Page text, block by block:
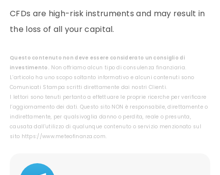
CFDs are high-risk instruments and may result in
the loss of all your capital.
Questo contenuto non deve essere considerato un consiglio di
investimento. Non offriamo alcun tipo di consulenza finanziaria.
L’articolo ha uno scopo soltanto informativo e alcuni contenuti sono
Comunicati Stampa scritti direttamente dai nostri Clienti.
I lettori sono tenuti pertanto a effettuare le proprie ricerche per verificare
l’aggiornamento dei dati. Questo sito NON è responsabile, direttamente o
indirettamente, per qualsivoglia danno o perdita, reale o presunta,
causata dall'utilizzo di qualunque contenuto o servizio menzionato sul
sito https://www.meteofinanza.com.